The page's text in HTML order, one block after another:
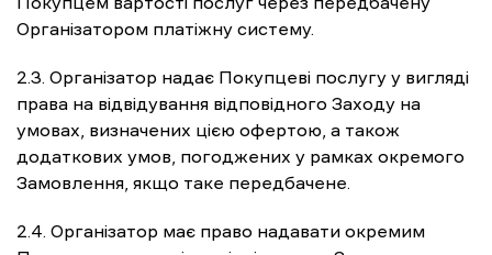
Організатором платіжну систему.
2.3. Організатор надає Покупцеві послугу у вигляді
права на відвідування відповідного Заходу на
умовах, визначених цією офертою, а також
додаткових умов, погоджених у рамках окремого
Замовлення, якщо таке передбачене.
2.4. Організатор має право надавати окремим